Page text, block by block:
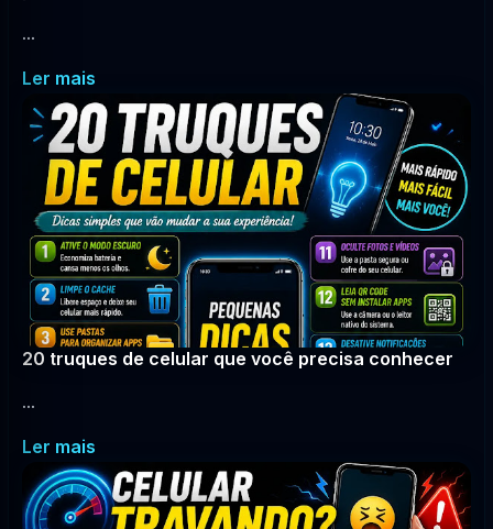
...
Ler mais
20 truques de celular que você precisa conhecer
...
Ler mais